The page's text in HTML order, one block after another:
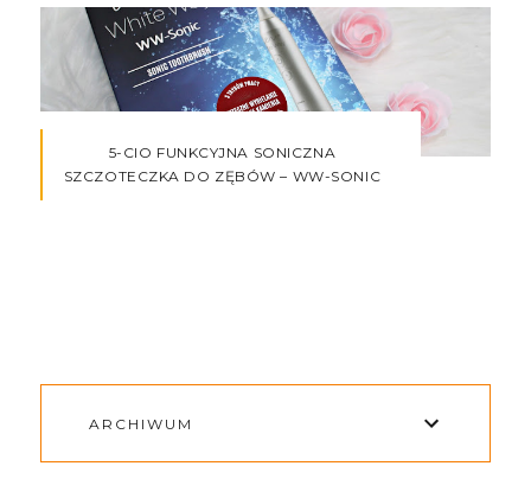
5-CIO FUNKCYJNA SONICZNA
SZCZOTECZKA DO ZĘBÓW – WW-SONIC
ARCHIWUM